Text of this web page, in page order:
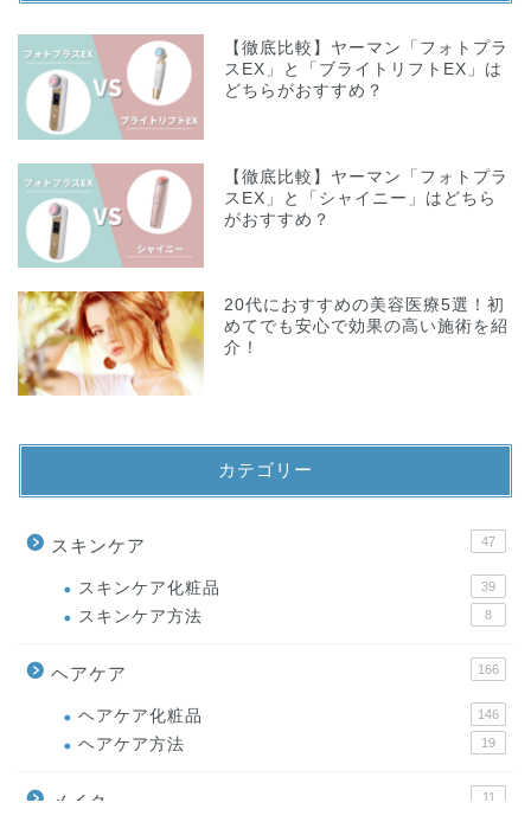
【徹底比較】ヤーマン「フォトプラ
スEX」と「ブライトリフトEX」は
どちらがおすすめ？
【徹底比較】ヤーマン「フォトプラ
スEX」と「シャイニー」はどちら
がおすすめ？
20代におすすめの美容医療5選！初
めてでも安心で効果の高い施術を紹
介！
カテゴリー
スキンケア 47
スキンケア化粧品 39
スキンケア方法 8
ヘアケア 166
ヘアケア化粧品 146
ヘアケア方法 19
メイク 11